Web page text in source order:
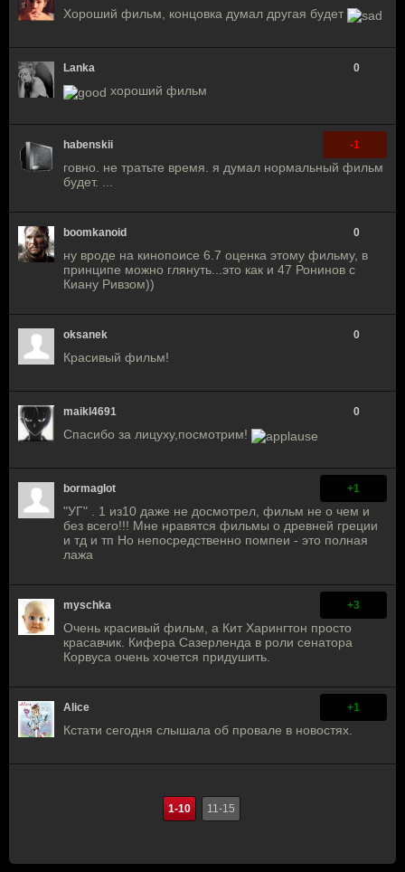
Хороший фильм, концовка думал другая будет
Lanka 0
хороший фильм
habenskii -1
говно. не тратьте время. я думал нормальный фильм
будет. ...
boomkanoid 0
ну вроде на кинопоисе 6.7 оценка этому фильму, в
принципе можно глянуть...это как и 47 Ронинов с
Киану Ривзом))
oksanek 0
Красивый фильм!
maikl4691 0
Спасибо за лицуху,посмотрим!
bormaglot +1
"УГ" . 1 из10 даже не досмотрел, фильм не о чем и
без всего!!! Мне нравятся фильмы о древней греции
и тд и тп Но непосредственно помпеи - это полная
лажа
myschka +3
Очень красивый фильм, а Кит Харингтон просто
красавчик. Кифера Сазерленда в роли сенатора
Корвуса очень хочется придушить.
Alice +1
Кстати сегодня слышала об провале в новостях.
1-10 11-15